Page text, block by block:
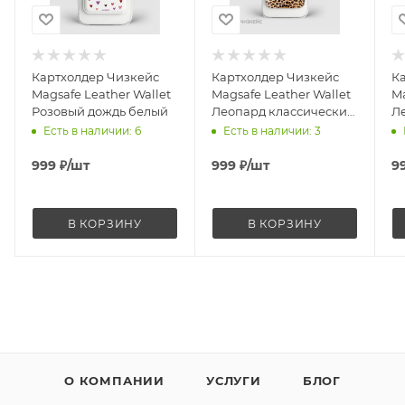
телефона. Чехол для вашего телефона точно
такой же, но имеет вырезы под камеру и разъемы
в местах, соответствующих вашей модели.
Свяжитесь с нашим менеджером вwhatsapp
отправит вам фотографии этого чехла именно
для вашего телефона.
Картхолдер Чизкейс
Magsafe Leather Wallet
Розовый дождь белый
Есть в наличии: 6
999 ₽/шт
В КОРЗИНУ
Картхолдер Чизкейс
Magsafe Leather Wallet
Леопард классический
черный
Есть в наличии: 3
999 ₽/шт
В КОРЗИНУ
О КОМПАНИИ УСЛУГИ БЛОГ